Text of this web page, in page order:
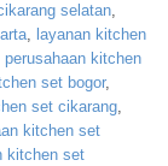
selatan,
, layanan kitchen
perusahaan kitchen
set bogor,
set cikarang,
kitchen set
kitchen set